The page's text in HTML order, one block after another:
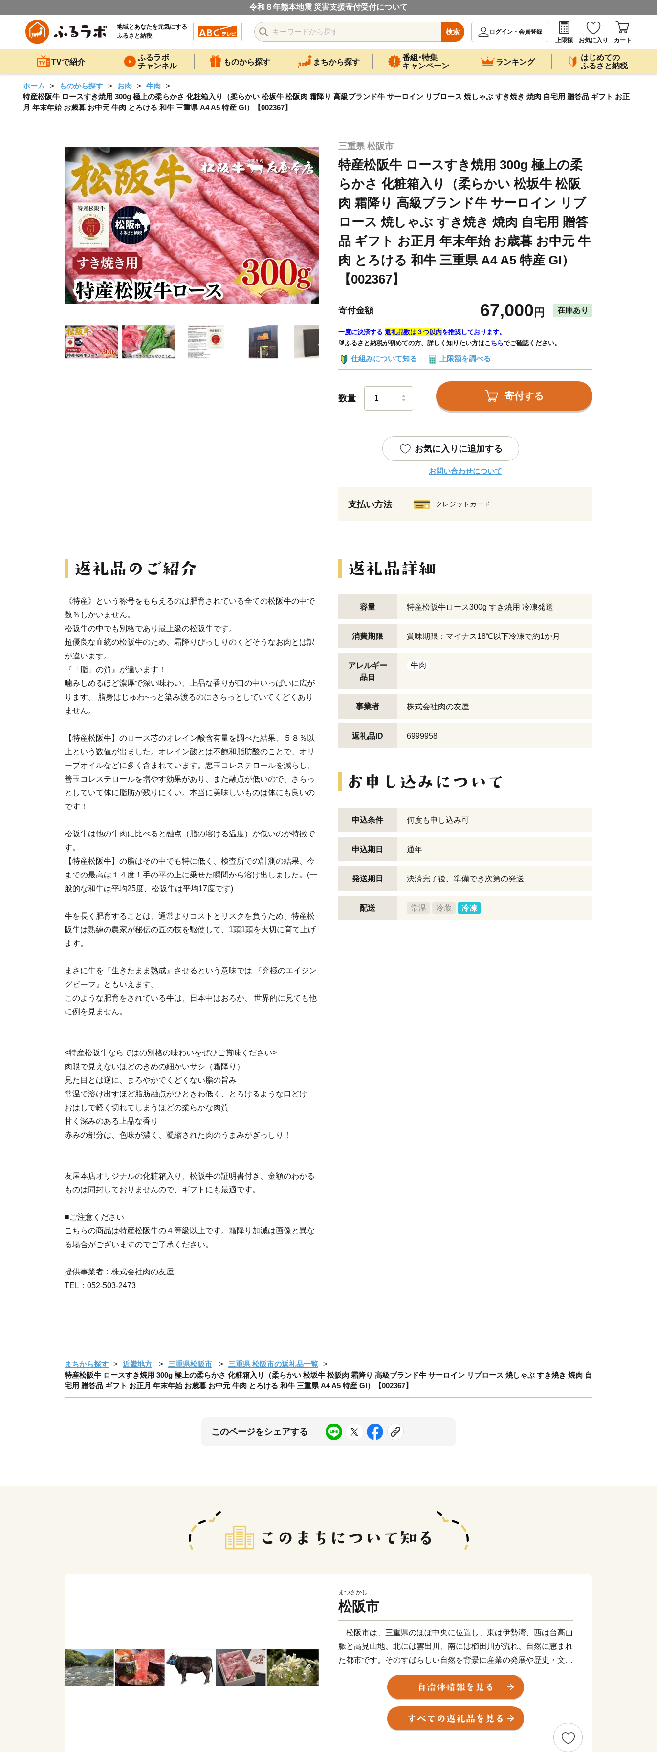
令和８年熊本地震 災害支援寄付受付について
地域とあなたを元気にする
ふるさと納税
検索
ログイン・会員登録
上限額
お気に入り カート
TVで紹介
ふるラボ
チャンネル
ものから探す まちから探す
番組･特集
キャンペーン
ランキング
はじめての
ふるさと納税
ホーム ものから探す お肉
牛肉
特産松阪牛 ロースすき焼用 300g 極上の柔らかさ 化粧箱入り（柔らかい 松坂牛 松阪肉 霜降り 高級ブランド牛 サーロイン リブロース 焼しゃぶ すき焼き 焼肉 自宅用 贈答品 ギフト お正
月 年末年始 お歳暮 お中元 牛肉 とろける 和牛 三重県 A4 A5 特産 GI）【002367】
三重県 松阪市
特産松阪牛 ロースすき焼用 300g 極上の柔
らかさ 化粧箱入り（柔らかい 松坂牛 松阪
肉 霜降り 高級ブランド牛 サーロイン リブ
ロース 焼しゃぶ すき焼き 焼肉 自宅用 贈答
品 ギフト お正月 年末年始 お歳暮 お中元 牛
肉 とろける 和牛 三重県 A4 A5 特産 GI）
【002367】
寄付金額 67,000 円 在庫あり
一度に決済する 返礼品数は３つ以内を推奨しております。
🔰ふるさと納税が初めての方、詳しく知りたい方はこちらでご確認ください。
仕組みについて知る 上限額を調べる
数量 寄付する
お気に入りに追加する
お問い合わせについて
支払い方法 クレジットカード
《特産》という称号をもらえるのは肥育されている全ての松阪牛の中で
数％しかいません。
松阪牛の中でも別格であり最上級の松阪牛です。
超優良な血統の松阪牛のため、霜降りびっしりのくどそうなお肉とは訳
が違います。
『「脂」の質』が違います！
噛みしめるほど濃厚で深い味わい、上品な香りが口の中いっぱいに広が
ります。 脂身はじゅわ~っと染み渡るのにさらっとしていてくどくあり
ません。
【特産松阪牛】のロース芯のオレイン酸含有量を調べた結果、５８％以
上という数値が出ました。オレイン酸とは不飽和脂肪酸のことで、オリ
ーブオイルなどに多く含まれています。悪玉コレステロールを減らし、
善玉コレステロールを増やす効果があり、また融点が低いので、さらっ
としていて体に脂肪が残りにくい。本当に美味しいものは体にも良いの
です！
松阪牛は他の牛肉に比べると融点（脂の溶ける温度）が低いのが特徴で
す。
【特産松阪牛】の脂はその中でも特に低く、検査所での計測の結果、今
までの最高は１４度！手の平の上に乗せた瞬間から溶け出しました。(一
般的な和牛は平均25度、松阪牛は平均17度です)
牛を長く肥育することは、通常よりコストとリスクを負うため、特産松
阪牛は熟練の農家が秘伝の匠の技を駆使して、1頭1頭を大切に育て上げ
ます。
まさに牛を『生きたまま熟成』させるという意味では 『究極のエイジン
グビーフ』ともいえます。
このような肥育をされている牛は、日本中はおろか、 世界的に見ても他
に例を見ません。
<特産松阪牛ならではの別格の味わいをぜひご賞味ください>
肉眼で見えないほどのきめの細かいサシ（霜降り）
見た目とは逆に、まろやかでくどくない脂の旨み
常温で溶け出すほど脂肪融点がひときわ低く、とろけるような口どけ
おはしで軽く切れてしまうほどの柔らかな肉質
甘く深みのある上品な香り
赤みの部分は、色味が濃く、凝縮された肉のうまみがぎっしり！
友屋本店オリジナルの化粧箱入り、松阪牛の証明書付き、金額のわかる
ものは同封しておりませんので、ギフトにも最適です。
■ご注意ください
こちらの商品は特産松阪牛の４等級以上です。霜降り加減は画像と異な
る場合がございますのでご了承ください。
提供事業者：株式会社肉の友屋
TEL：052-503-2473
容量 特産松阪牛ロース300g すき焼用 冷凍発送
消費期限 賞味期限：マイナス18℃以下冷凍で約1か月
アレルギー
品目
牛肉
事業者 株式会社肉の友屋
返礼品ID 6999958
申込条件 何度も申し込み可
申込期日 通年
発送期日 決済完了後、準備でき次第の発送
配送 常温 冷蔵 冷凍
まちから探す 近畿地方 三重県松阪市
三重県 松阪市の返礼品一覧
特産松阪牛 ロースすき焼用 300g 極上の柔らかさ 化粧箱入り（柔らかい 松坂牛 松阪肉 霜降り 高級ブランド牛 サーロイン リブロース 焼しゃぶ すき焼き 焼肉 自
宅用 贈答品 ギフト お正月 年末年始 お歳暮 お中元 牛肉 とろける 和牛 三重県 A4 A5 特産 GI）【002367】
このページをシェアする
まつさかし
松阪市
松阪市は、三重県のほぼ中央に位置し、東は伊勢湾、西は台高山
脈と高見山地、北には雲出川、南には櫛田川が流れ、自然に恵まれ
た都市です。そのすばらしい自然を背景に産業の発展や歴史・文化
が育まれてきました。
全国的に有名な“松阪牛（まつさかうし）”をはじめとする誇り高
き特産品や江戸時代の面影をそのまま残す御城番屋敷、国内最大の
船形埴輪など歴史ロマンにあふれ、多くの歴史街道が交差していま
松阪市では、「子育てがしやすい」「安心して生活ができる」